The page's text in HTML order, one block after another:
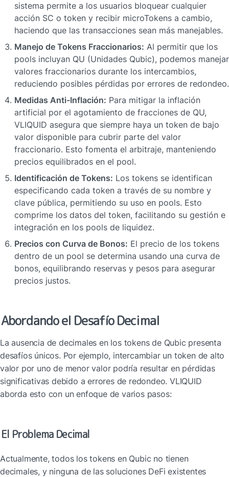
sistema permite a los usuarios bloquear cualquier
acción SC o token y recibir microTokens a cambio,
haciendo que las transacciones sean más manejables.
Manejo de Tokens Fraccionarios: Al permitir que los
pools incluyan QU (Unidades Qubic), podemos manejar
valores fraccionarios durante los intercambios,
reduciendo posibles pérdidas por errores de redondeo.
Medidas Anti-Inflación: Para mitigar la inflación
artificial por el agotamiento de fracciones de QU,
VLIQUID asegura que siempre haya un token de bajo
valor disponible para cubrir parte del valor
fraccionario. Esto fomenta el arbitraje, manteniendo
precios equilibrados en el pool.
Identificación de Tokens: Los tokens se identifican
especificando cada token a través de su nombre y
clave pública, permitiendo su uso en pools. Esto
comprime los datos del token, facilitando su gestión e
integración en los pools de liquidez.
Precios con Curva de Bonos: El precio de los tokens
dentro de un pool se determina usando una curva de
bonos, equilibrando reservas y pesos para asegurar
precios justos.
Abordando el Desafío Decimal
La ausencia de decimales en los tokens de Qubic presenta
desafíos únicos. Por ejemplo, intercambiar un token de alto
valor por uno de menor valor podría resultar en pérdidas
significativas debido a errores de redondeo. VLIQUID
aborda esto con un enfoque de varios pasos:
El Problema Decimal
Actualmente, todos los tokens en Qubic no tienen
decimales, y ninguna de las soluciones DeFi existentes